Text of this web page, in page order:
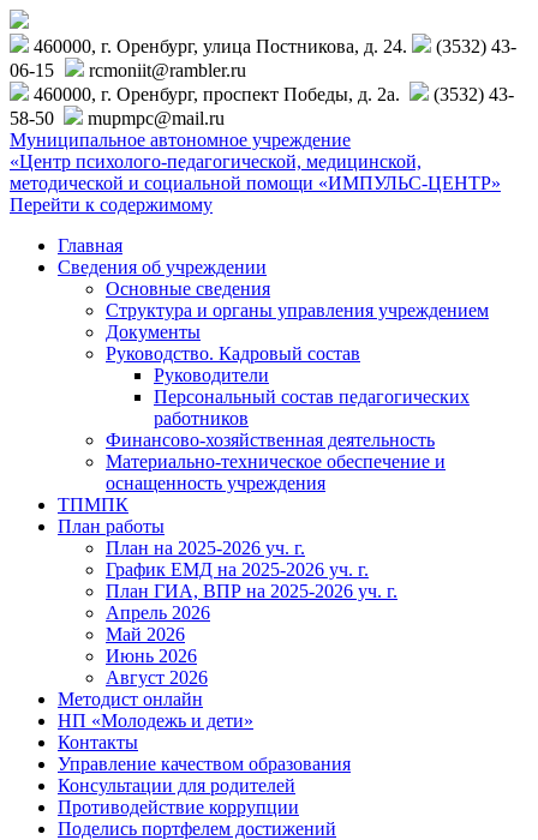
460000, г. Оренбург, улица Постникова, д. 24.
(3532) 43-
06-15
rcmoniit@rambler.ru
460000, г. Оренбург, проспект Победы, д. 2а.
(3532) 43-
58-50
mupmpc@mail.ru
Муниципальное автономное учреждение
«Центр психолого-педагогической, медицинской,
методической и социальной помощи «ИМПУЛЬС-ЦЕНТР»
Перейти к содержимому
Главная
Сведения об учреждении
Основные сведения
Структура и органы управления учреждением
Документы
Руководство. Кадровый состав
Руководители
Персональный состав педагогических
работников
Финансово-хозяйственная деятельность
Материально-техническое обеспечение и
оснащенность учреждения
ТПМПК
План работы
План на 2025-2026 уч. г.
График ЕМД на 2025-2026 уч. г.
План ГИА, ВПР на 2025-2026 уч. г.
Апрель 2026
Май 2026
Июнь 2026
Август 2026
Методист онлайн
НП «Молодежь и дети»
Контакты
Управление качеством образования
Консультации для родителей
Противодействие коррупции
Поделись портфелем достижений